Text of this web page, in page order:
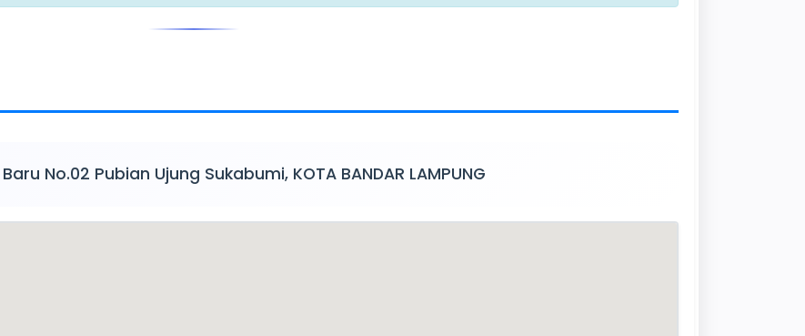
No.02 Pubian Ujung Sukabumi, KOTA BANDAR LAMPUNG